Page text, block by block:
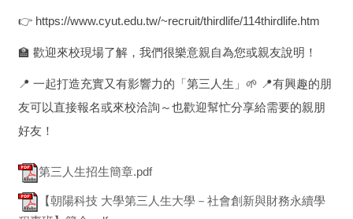
👉 https://www.cyut.edu.tw/~recruit/thirdlife/114thirdlife.htm
🏫 歡迎來校現場了解，我們很樂意親自為您或親友說明！
📍 一起打造充實又有影響力的「第三人生」🌱 📍有興趣的朋
友可以直接報名或來校洽詢～也歡迎幫忙分享給需要的親朋
好友！
第三人生招生簡章.pdf
【朝陽科技 大學第三人生大學－社會創新與財務永續學